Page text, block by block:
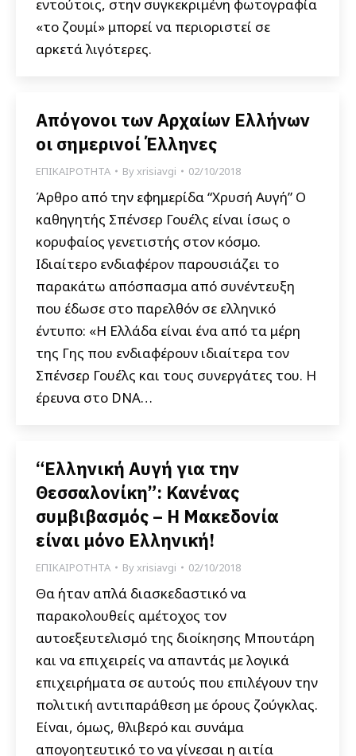
εντούτοις, στην συγκεκριμένη φωτογραφία
«το ζουμί» μπορεί να περιοριστεί σε
αρκετά λιγότερες.
Απόγονοι των Αρχαίων Ελλήνων
οι σημερινοί Έλληνες
ΕΠΙΚΑΙΡΟΤΗΤΑ Byxrisiavgi 02/10/2018
Άρθρο από την εφημερίδα “Χρυσή Αυγή” Ο
καθηγητής Σπένσερ Γουέλς είναι ίσως ο
κορυφαίος γενετιστής στον κόσμο.
Ιδιαίτερο ενδιαφέρον παρουσιάζει το
παρακάτω απόσπασμα από συνέντευξη
που έδωσε στο παρελθόν σε ελληνικό
έντυπο: «H Ελλάδα είναι ένα από τα μέρη
της Γης που ενδιαφέρουν ιδιαίτερα τον
Σπένσερ Γουέλς και τους συνεργάτες του. H
έρευνα στο DNA…
“Ελληνική Αυγή για την
Θεσσαλονίκη”: Κανένας
συμβιβασμός – Η Μακεδονία
είναι μόνο Ελληνική!
ΕΠΙΚΑΙΡΟΤΗΤΑ Byxrisiavgi 02/10/2018
Θα ήταν απλά διασκεδαστικό να
παρακολουθείς αμέτοχος τον
αυτοεξευτελισμό της διοίκησης Μπουτάρη
και να επιχειρείς να απαντάς με λογικά
επιχειρήματα σε αυτούς που επιλέγουν την
πολιτική αντιπαράθεση με όρους ζούγκλας.
Είναι, όμως, θλιβερό και συνάμα
απογοητευτικό το να γίνεσαι η αιτία